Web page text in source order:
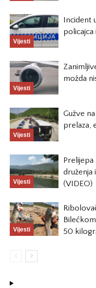
Vijesti
Incident
Vijesti
možda
Vijesti
Gužve
prelaza,
Vijesti
Prelijepa
druženja
(VIDEO)
Vijesti
50